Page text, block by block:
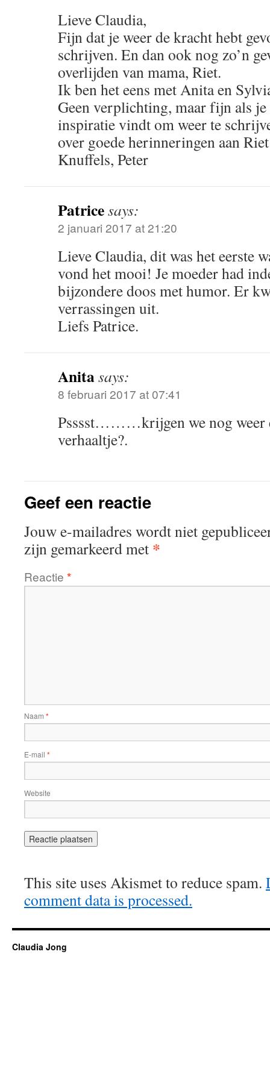
Lieve Claudia,
Fijn dat je weer de kracht hebt
schrijven. En dan ook nog zo’n
overlijden van mama, Riet.
Ik ben het eens met Anita en
Geen verplichting, maar fijn als je
inspiratie vindt om weer te
over goede herinneringen aan
Knuffels, Peter
Patricesays:
2 januari 2017 at 21:20
Lieve Claudia, dit was het eerste
vond het mooi! Je moeder had
bijzondere doos met humor. Er
verrassingen uit.
Liefs Patrice.
Anitasays:
8 februari 2017 at 07:41
Psssst………krijgen we nog weer
verhaaltje?.
Geef een reactie
Jouw e-mailadres wordt niet
zijn gemarkeerd met *
Reactie *
Naam *
E-mail *
Website
This site uses Akismet to reduce spam.
comment data is processed.
Claudia Jong